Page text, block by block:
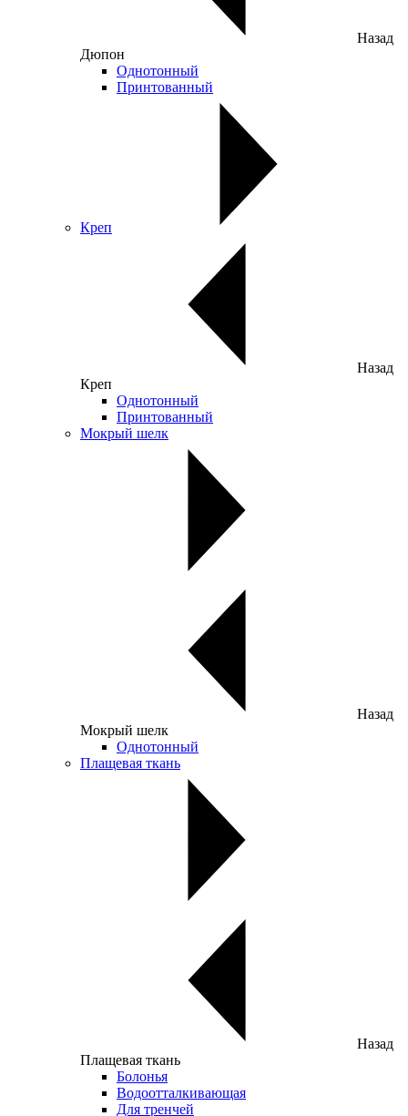
Назад
Дюпон
Однотонный
Принтованный
Креп
Назад
Креп
Однотонный
Принтованный
Мокрый шелк
Назад
Мокрый шелк
Однотонный
Плащевая ткань
Назад
Плащевая ткань
Болонья
Водоотталкивающая
Для тренчей